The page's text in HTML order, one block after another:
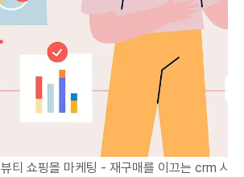
뷰티 쇼핑몰 마케팅 - 재구매를 이끄는 crm 시